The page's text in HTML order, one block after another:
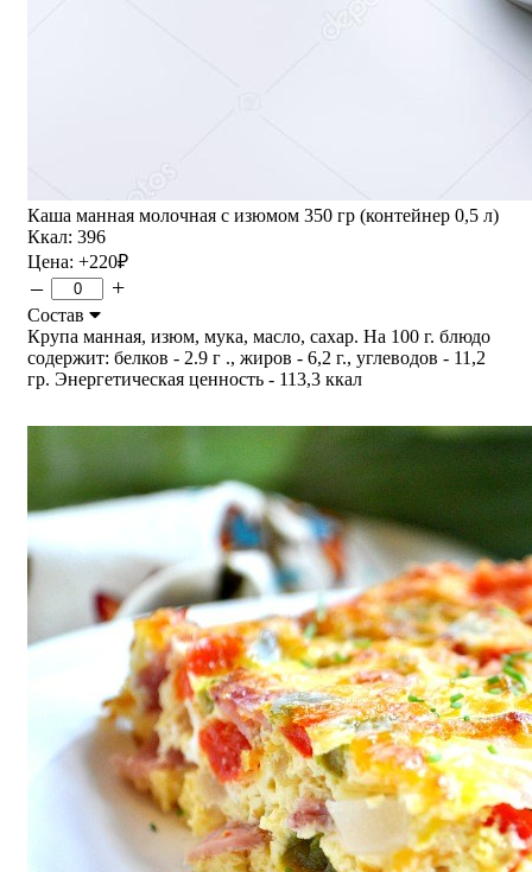
Каша манная молочная с изюмом 350 гр (контейнер 0,5 л)
Ккал: 396
Цена: +220₽
– +
Состав
Крупа манная, изюм, мука, масло, сахар. На 100 г. блюдо
содержит: белков - 2.9 г ., жиров - 6,2 г., углеводов - 11,2
гр. Энергетическая ценность - 113,3 ккал